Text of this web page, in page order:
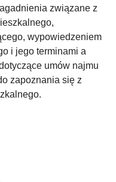
związane z
wypowiedzeniem
i jego terminami a
umów najmu
zapoznania się z